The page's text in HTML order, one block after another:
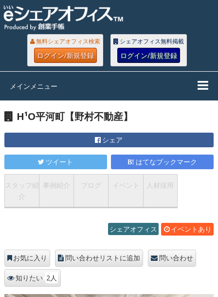
無料シェアオフィス検索
ログイン/新規登録
シェアオフィス無料掲載
ログイン/新規登録
メインメニュー
H¹O平河町【野村不動産】
シェア
ツイート はてなブックマーク
スタッフ紹
介
事例紹介 ブログ イベント 人材採用
イベントあり
シェアオフィス
お気に入り 問い合わせリストに追加 問い合わせ
知りたい 2人